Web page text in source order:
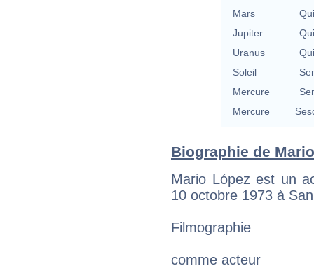
Mars
Jupiter
Uranus
Soleil
Mercure
Mercure
Biographie de
Mario López est un
10 octobre 1973 à
Filmographie
comme acteur